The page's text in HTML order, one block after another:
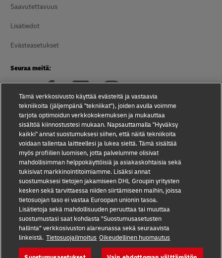
Saavutettavuus
Lisätiedot
Evästeasetukset
Seuraa meitä:
2026 © - all rights reserved
Tämä verkkosivusto käyttää evästeitä ja vastaavia
tekniikoita (jäljempänä "tekniikat"), joiden avulla voimme
tarjota optimoidun verkkokokemuksen ja mukauttaa
sisältöä kiinnostustesi mukaan. Napsauttamalla "Hyväksy
kaikki" annat suostumuksesi siihen, että näitä tekniikoita
voidaan tallentaa laitteellesi ja lukea sieltä. Tämä sisältää
myös profiilien luomisen, jotta palvelumme olisivat
mahdollisimman helppokäyttöisiä ja asiakaskohtaisia sekä
tukisivat markkinointitoimiamme. Lisäksi annat
suostumuksesi tietojen jakamiseen DHL Groupin yritysten
kesken sekä tarvittaessa niiden siirtämiseen maihin, joissa
tietosuojan taso ei vastaa Euroopan unionin tasoa.
Lisätietoja sekä mahdollisuuden peruuttaa tai muuttaa
suostumustasi saat kohdasta ”Suostumusasetusten
hallinta” verkkosivuston alareunassa sekä seuraavista
linkeistä. Tietosuojailmoitus Oikeudellinen huomautus